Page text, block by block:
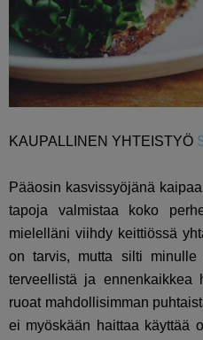
KAUPALLINEN YHTEISTYÖ
Pääosin kasvissyöjänä
tapoja valmistaa koko
mielelläni viihdy keittiössä
on tarvis, mutta silti
terveellistä ja ennenkaikkea
ruoat mahdollisimman
ei myöskään haittaa käyttää